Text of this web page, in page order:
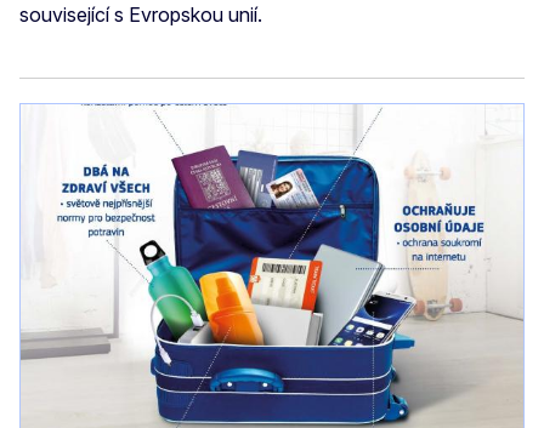
související s Evropskou unií.